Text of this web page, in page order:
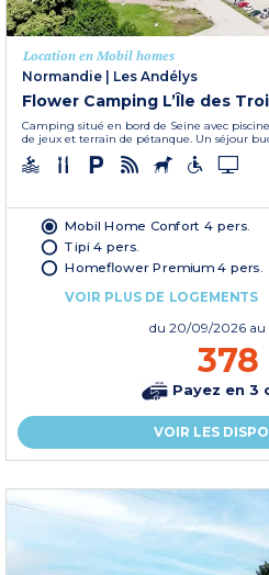
Location en Mobil homes
Normandie
Les Andélys
Flower Camping L’Île des
Camping situé en bord de Seine avec
de jeux et terrain de pétanque. Un séjour
Mobil Home Confort 4 pers.
Tipi 4 pers.
Homeflower Premium 4 pers.
VOIR PLUS DE LOGEMENTS
du 20/09/2026 au
Payez en 3
VOIR LES